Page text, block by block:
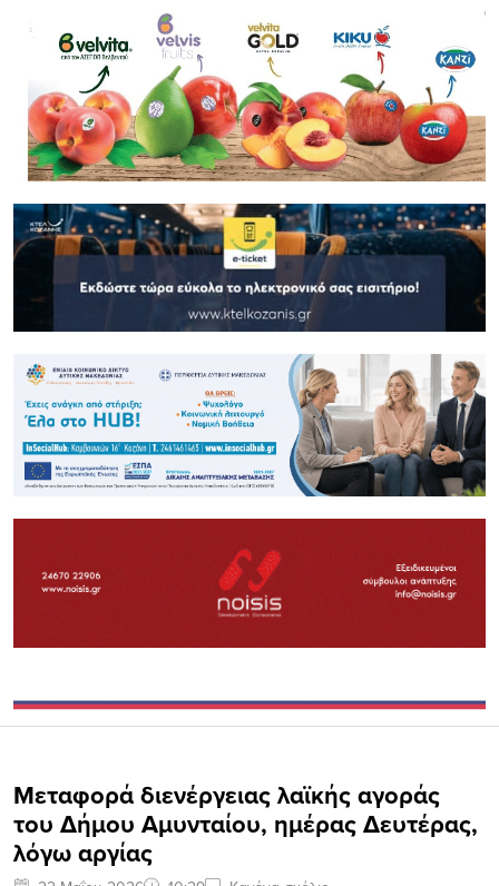
Μεταφορά διενέργειας λαϊκής αγοράς
του Δήμου Αμυνταίου, ημέρας Δευτέρας,
λόγω αργίας